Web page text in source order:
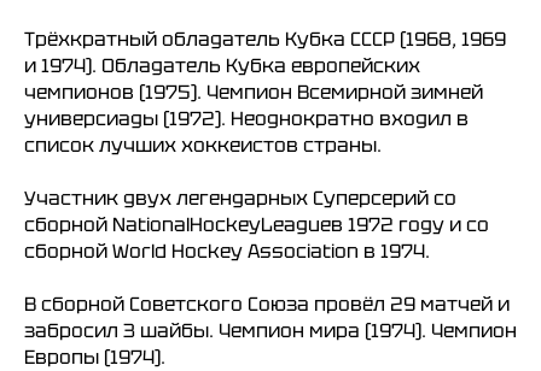
Трёхкратный обладатель Кубка СССР (1968, 1969
и 1974). Обладатель Кубка европейских
чемпионов (1975). Чемпион Всемирной зимней
универсиады (1972). Неоднократно входил в
список лучших хоккеистов страны.
Участник двух легендарных Суперсерий со
сборной NationalHockeyLeagueв 1972 году и со
сборной World Hockey Association в 1974.
В сборной Советского Союза провёл 29 матчей и
забросил 3 шайбы. Чемпион мира (1974). Чемпион
Европы (1974).